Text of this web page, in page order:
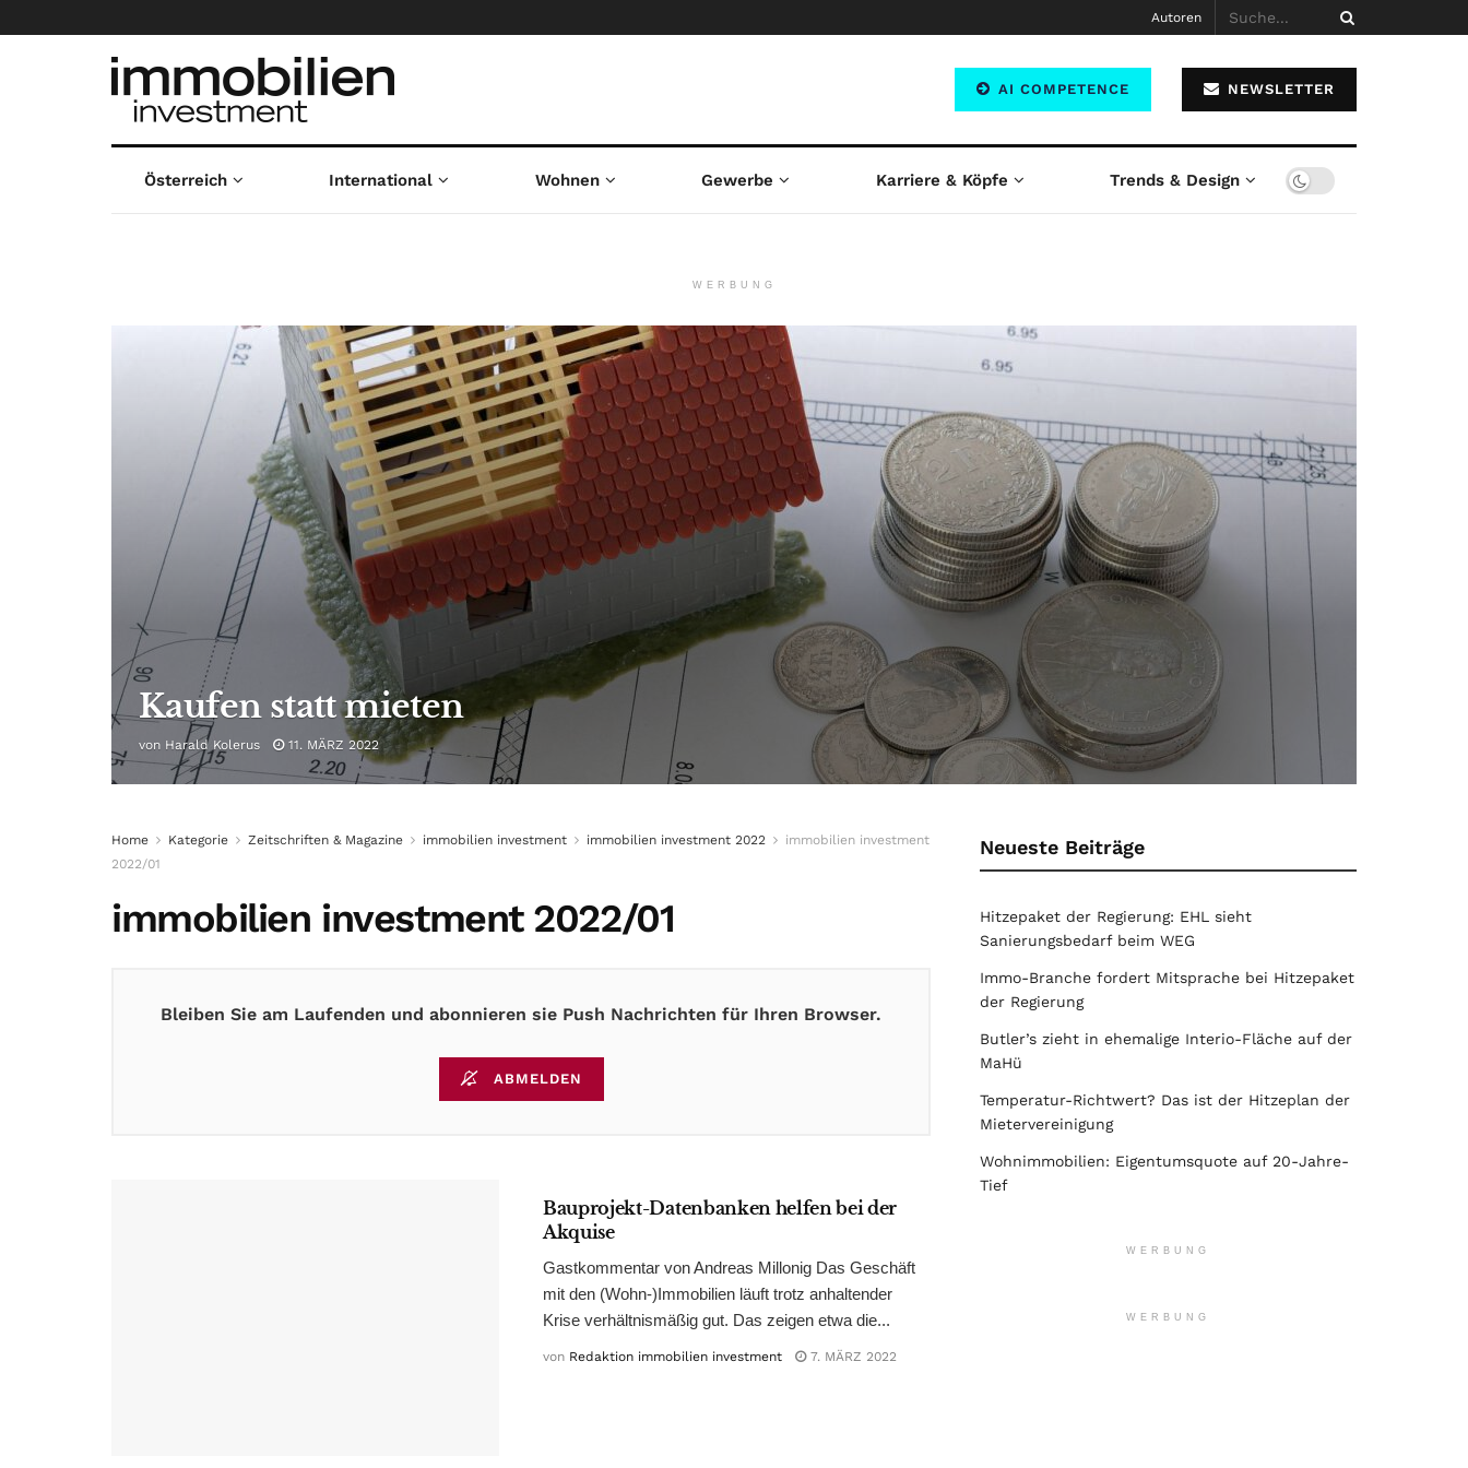
Autoren
AI COMPETENCE NEWSLETTER
Österreich International Wohnen Gewerbe Karriere & Köpfe Trends & Design
WERBUNG
Kaufen statt mieten
von Harald Kolerus 11. MÄRZ 2022
Home Kategorie Zeitschriften & Magazine immobilien investment immobilien investment 2022
immobilien investment
2022/01
immobilien investment 2022/01
Bleiben Sie am Laufenden und abonnieren sie Push Nachrichten für Ihren Browser.
ABMELDEN
Bauprojekt-Datenbanken helfen bei der
Akquise
Gastkommentar von Andreas Millonig Das Geschäft
mit den (Wohn-)Immobilien läuft trotz anhaltender
Krise verhältnismäßig gut. Das zeigen etwa die...
von Redaktion immobilien investment 7. MÄRZ 2022
Neueste Beiträge
Hitzepaket der Regierung: EHL sieht
Sanierungsbedarf beim WEG
Immo-Branche fordert Mitsprache bei Hitzepaket
der Regierung
Butler’s zieht in ehemalige Interio-Fläche auf der
MaHü
Temperatur-Richtwert? Das ist der Hitzeplan der
Mietervereinigung
Wohnimmobilien: Eigentumsquote auf 20-Jahre-
Tief
WERBUNG
WERBUNG